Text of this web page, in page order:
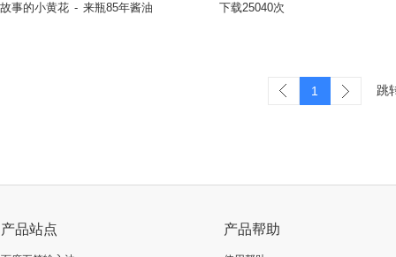
立即换肤
故事的小黄花 - 来瓶85年酱油 下载25040次
1 跳
产品站点 产品帮助